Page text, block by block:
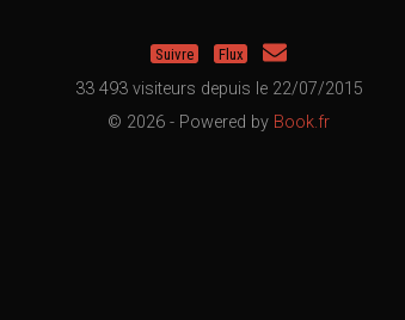
Suivre Flux
33 493 visiteurs depuis le 22/07/2015
© 2026 - Powered by Book.fr